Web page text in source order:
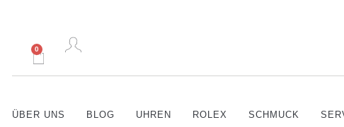
0
ÜBER UNS BLOG UHREN ROLEX SCHMUCK